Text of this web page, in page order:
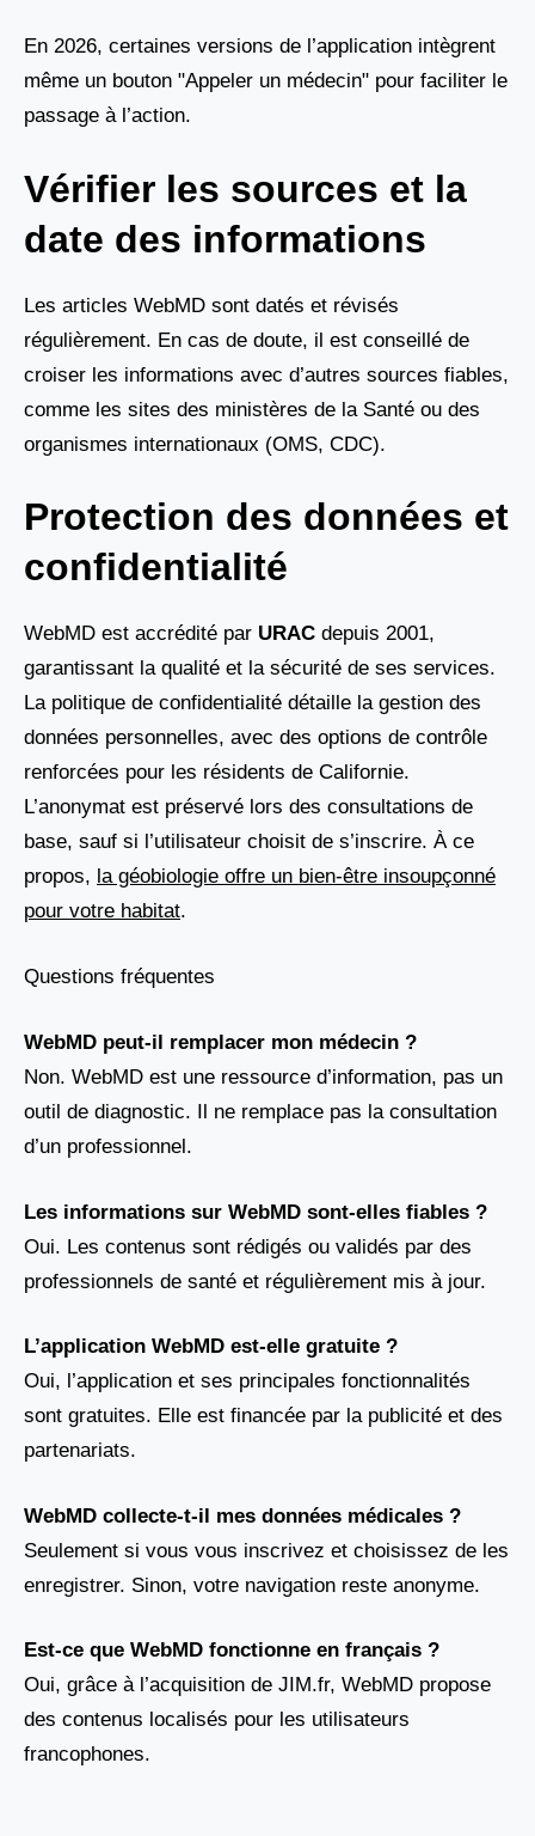
En 2026, certaines versions de l’application intègrent
même un bouton "Appeler un médecin" pour faciliter le
passage à l’action.
Vérifier les sources et la
date des informations
Les articles WebMD sont datés et révisés
régulièrement. En cas de doute, il est conseillé de
croiser les informations avec d’autres sources fiables,
comme les sites des ministères de la Santé ou des
organismes internationaux (OMS, CDC).
Protection des données et
confidentialité
WebMD est accrédité par URAC depuis 2001,
garantissant la qualité et la sécurité de ses services.
La politique de confidentialité détaille la gestion des
données personnelles, avec des options de contrôle
renforcées pour les résidents de Californie.
L’anonymat est préservé lors des consultations de
base, sauf si l’utilisateur choisit de s’inscrire. À ce
propos, la géobiologie offre un bien-être insoupçonné
pour votre habitat.
Questions fréquentes
WebMD peut-il remplacer mon médecin ?
Non. WebMD est une ressource d’information, pas un
outil de diagnostic. Il ne remplace pas la consultation
d’un professionnel.
Les informations sur WebMD sont-elles fiables ?
Oui. Les contenus sont rédigés ou validés par des
professionnels de santé et régulièrement mis à jour.
L’application WebMD est-elle gratuite ?
Oui, l’application et ses principales fonctionnalités
sont gratuites. Elle est financée par la publicité et des
partenariats.
WebMD collecte-t-il mes données médicales ?
Seulement si vous vous inscrivez et choisissez de les
enregistrer. Sinon, votre navigation reste anonyme.
Est-ce que WebMD fonctionne en français ?
Oui, grâce à l’acquisition de JIM.fr, WebMD propose
des contenus localisés pour les utilisateurs
francophones.